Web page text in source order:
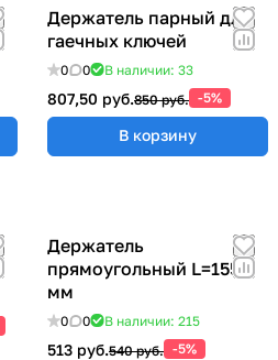
Держатель парный для
гаечных ключей
0 0 В наличии: 33
807,50 руб.850 руб. -5%
В корзину
Держатель
прямоугольный L=155
мм
0 0 В наличии: 215
513 руб.540 руб. -5%